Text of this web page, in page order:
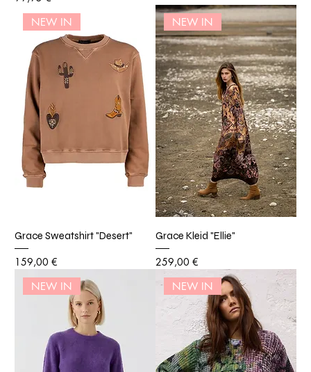
NEW IN
Grace Sweatshirt "Desert"
Preis
159,00 €
NEW IN
Grace Kleid "Ellie"
Preis
259,00 €
NEW IN
NEW IN